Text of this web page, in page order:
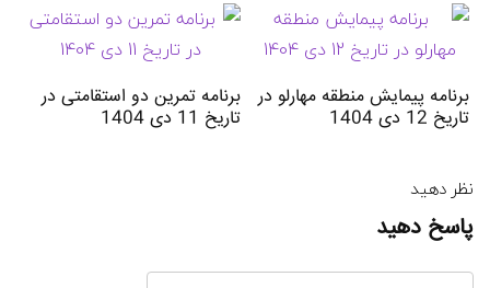
برنامه پیمایش منطقه مهارلو در
تاریخ 12 دی 1404
برنامه تمرین دو استقامتی در
تاریخ 11 دی 1404
نظر دهید
پاسخ دهید